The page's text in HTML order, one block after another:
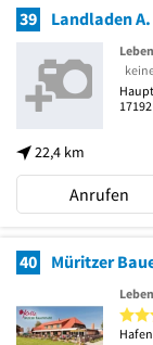
39 Landladen
22,4 km
17192
Anrufen
40 Müritzer